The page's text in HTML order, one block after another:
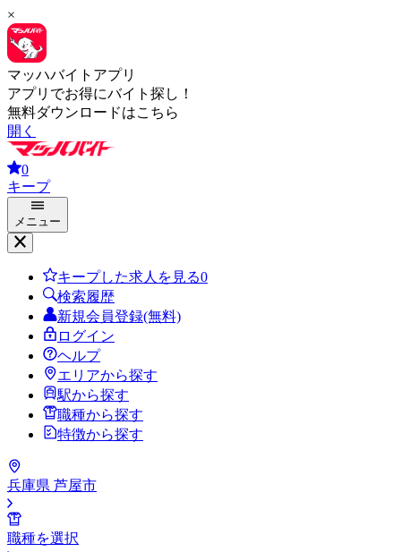
×
マッハバイトアプリ
アプリでお得にバイト探し！
無料ダウンロードはこちら
開く
0
キープ
メニュー
キープした求人を見る0
検索履歴
新規会員登録(無料)
ログイン
ヘルプ
エリアから探す
駅から探す
職種から探す
特徴から探す
兵庫県 芦屋市
職種を選択